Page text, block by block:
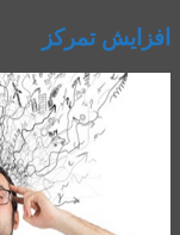
افزایش تمرکز